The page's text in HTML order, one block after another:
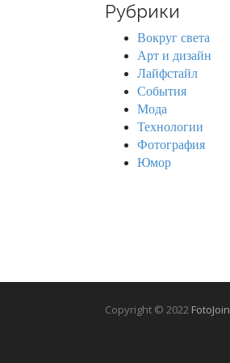
c
Рубрики
Вокруг света
Арт и дизайн
Лайфстайл
События
Мода
Технологии
Фотография
Юмор
Copyright © 2022 FotoJoin